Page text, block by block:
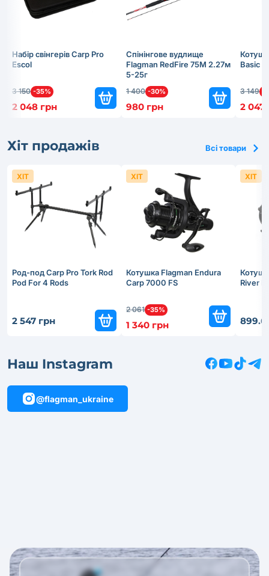
Набір свінгерів Carp Pro
Escol
3 150 -35%
2 048 грн
Спінінгове вудлище
Flagman RedFire 75M 2.27м
5-25г
1 400 -30%
980 грн
Basic
3 149
2 047
Хіт продажів Всі товари
Род-под Carp Pro Tork Rod
Pod For 4 Rods
2 547 грн
ХІТ
Котушка Flagman Endura
Carp 7000 FS
2 061 -35%
1 340 грн
ХІТ
River
899.6
ХІТ
Наш Instagram
@flagman_ukraine